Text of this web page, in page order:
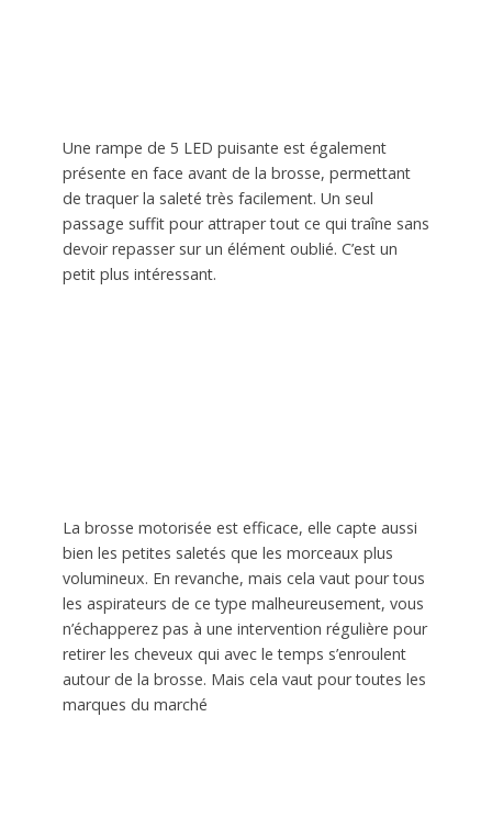
Une rampe de 5 LED puisante est également
présente en face avant de la brosse, permettant
de traquer la saleté très facilement. Un seul
passage suffit pour attraper tout ce qui traîne sans
devoir repasser sur un élément oublié. C’est un
petit plus intéressant.
La brosse motorisée est efficace, elle capte aussi
bien les petites saletés que les morceaux plus
volumineux. En revanche, mais cela vaut pour tous
les aspirateurs de ce type malheureusement, vous
n’échapperez pas à une intervention régulière pour
retirer les cheveux qui avec le temps s’enroulent
autour de la brosse. Mais cela vaut pour toutes les
marques du marché